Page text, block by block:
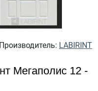
Производитель: LABIRINT
Мегаполис 12 -